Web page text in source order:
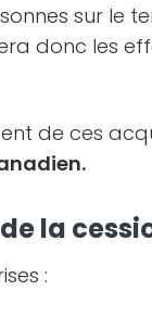
sur le
donc les
de ces
la
: